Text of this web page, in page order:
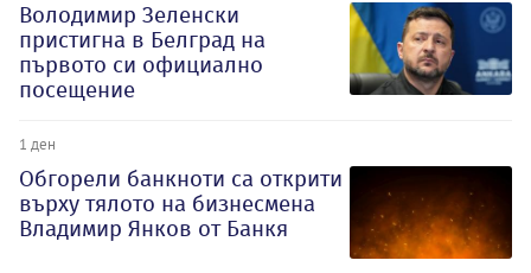
Володимир Зеленски
пристигна в Белград на
първото си официално
посещение
1 ден
Обгорели банкноти са открити
върху тялото на бизнесмена
Владимир Янков от Банкя